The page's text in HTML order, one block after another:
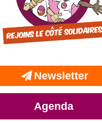
Newsletter
Agenda